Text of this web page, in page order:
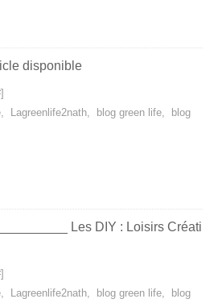
disponible
]
, Lagreenlife2nath, blog green life,
blog
Les DIY : Loisirs Créati
]
, Lagreenlife2nath, blog green life,
blog